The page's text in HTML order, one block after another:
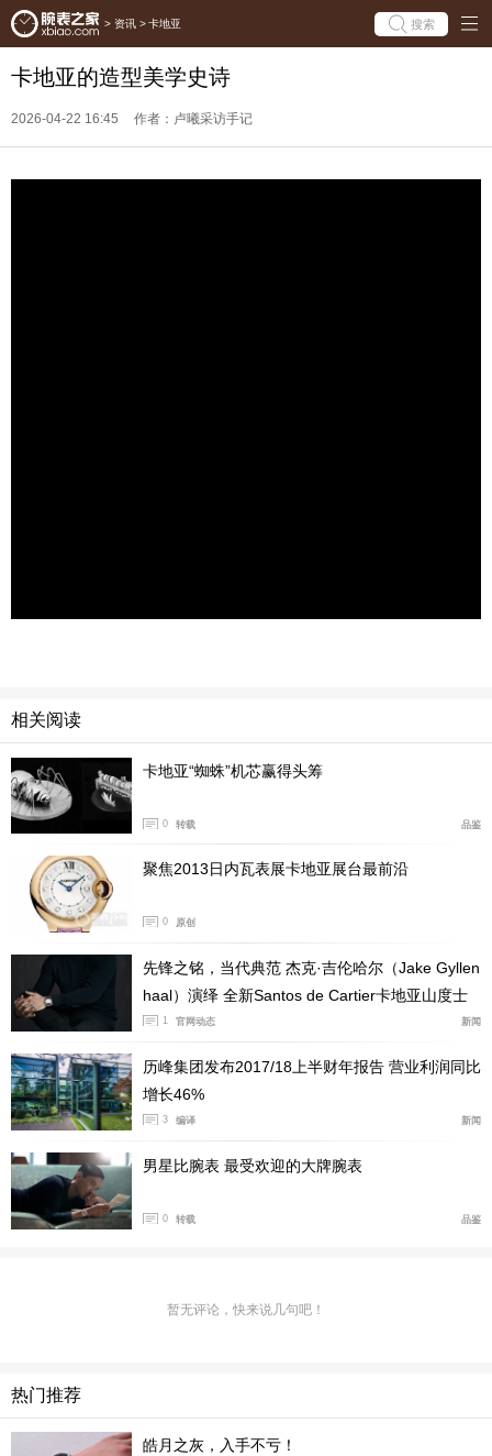
> 资讯 > 卡地亚 搜索
卡地亚的造型美学史诗
2026-04-22 16:45 作者：卢曦采访手记
相关阅读
卡地亚“蜘蛛”机芯赢得头筹
0 转载 品鉴
聚焦2013日内瓦表展卡地亚展台最前沿
0 原创
先锋之铭，当代典范 杰克·吉伦哈尔（Jake Gyllen
haal）演绎 全新Santos de Cartier卡地亚山度士
系列腕表
1 官网动态 新闻
历峰集团发布2017/18上半财年报告 营业利润同比
增长46%
3 编译 新闻
男星比腕表 最受欢迎的大牌腕表
0 转载 品鉴
暂无评论，快来说几句吧！
热门推荐
皓月之灰，入手不亏！